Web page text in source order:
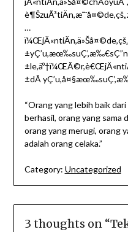
…
±dÃ
“Orang yang lebih baik
berhasil, orang yang sama
orang yang merugi, orang
adalah orang celaka.”
Category: Uncategorized
3 thoughts on “